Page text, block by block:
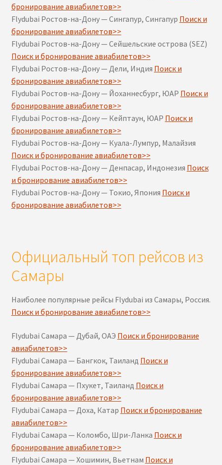
бронирование авиабилетов>>
Flydubai Ростов-на-Дону — Сингапур, Сингапур Поиск и
бронирование авиабилетов>>
Flydubai Ростов-на-Дону — Сейшельские острова (SEZ)
Поиск и бронирование авиабилетов>>
Flydubai Ростов-на-Дону — Дели, Индия Поиск и
бронирование авиабилетов>>
Flydubai Ростов-на-Дону — Йоханнесбург, ЮАР Поиск и
бронирование авиабилетов>>
Flydubai Ростов-на-Дону — Кейптаун, ЮАР Поиск и
бронирование авиабилетов>>
Flydubai Ростов-на-Дону — Куала-Лумпур, Малайзия
Поиск и бронирование авиабилетов>>
Flydubai Ростов-на-Дону — Денпасар, Индонезия Поиск
и бронирование авиабилетов>>
Flydubai Ростов-на-Дону — Токио, Япония Поиск и
бронирование авиабилетов>>
Официальный топ рейсов из
Самары
Наиболее популярные рейсы Flydubai из Самары, Россия.
Поиск и бронирование авиабилетов>>
Flydubai Самара — Дубай, ОАЭ Поиск и бронирование
авиабилетов>>
Flydubai Самара — Бангкок, Таиланд Поиск и
бронирование авиабилетов>>
Flydubai Самара — Пхукет, Таиланд Поиск и
бронирование авиабилетов>>
Flydubai Самара — Доха, Катар Поиск и бронирование
авиабилетов>>
Flydubai Самара — Коломбо, Шри-Ланка Поиск и
бронирование авиабилетов>>
Flydubai Самара — Хошимин, Вьетнам Поиск и